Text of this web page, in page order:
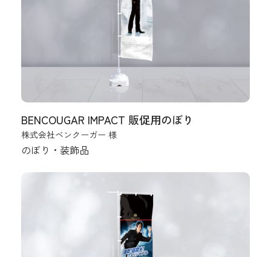
BENCOUGAR IMPACT 販促用のぼり
株式会社ベンクーガー 様
のぼり・装飾品